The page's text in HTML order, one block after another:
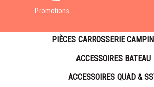
Promotions
PIÈCES CARROSSERIE
ACCESSOIRES BATEAU
ACCESSOIRES QUAD &